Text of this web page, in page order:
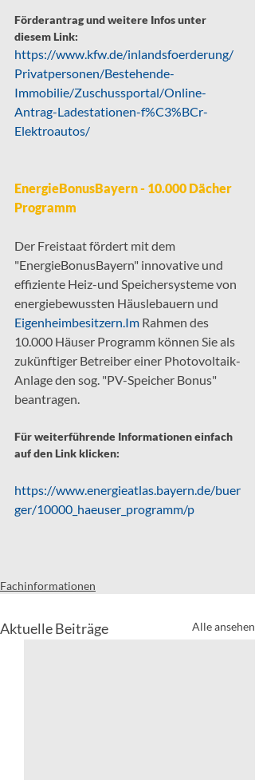
Förderantrag und weitere Infos unter
diesem Link:
https://www.kfw.de/inlandsfoerderung/
Privatpersonen/Bestehende-
Immobilie/Zuschussportal/Online-
Antrag-Ladestationen-f%C3%BCr-
Elektroautos/
EnergieBonusBayern - 10.000 Dächer
Programm
Der Freistaat fördert mit dem
"EnergieBonusBayern" innovative und
effiziente Heiz-und Speichersysteme von
energiebewussten Häuslebauern und
Eigenheimbesitzern.Im Rahmen des
10.000 Häuser Programm können Sie als
zukünftiger Betreiber einer Photovoltaik-
Anlage den sog. "PV-Speicher Bonus"
beantragen.
Für weiterführende Informationen einfach
auf den Link klicken:
https://www.energieatlas.bayern.de/buer
ger/10000_haeuser_programm/p
Fachinformationen
Aktuelle Beiträge Alle ansehen